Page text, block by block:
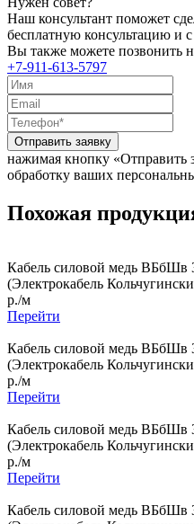
Наш консультант поможет
бесплатную консультацию и
Вы также можете позвонить
+7-911-613-5797
Отправить заявку
нажимая кнопку «Отправить
обработку ваших
Похожая
Кабель силовой медь
(Электрокабель
р./м
Перейти
Кабель силовой медь
(Электрокабель
р./м
Перейти
Кабель силовой медь
(Электрокабель
р./м
Перейти
Кабель силовой медь